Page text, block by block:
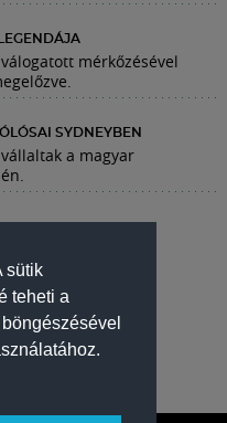
sütik
teheti a
mérkőzésével
SYDNEYBEN
a magyar